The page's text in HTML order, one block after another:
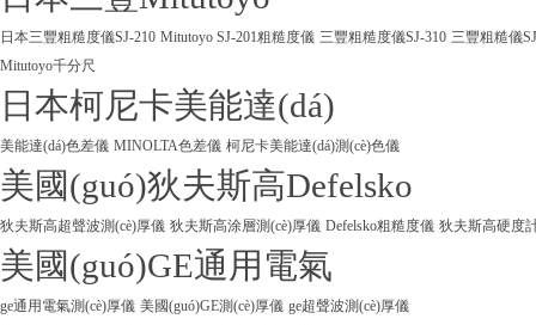
日本三豐粗糙度儀SJ-210 Mitutoyo SJ-201粗糙度儀 三豐粗糙度儀SJ-310 三豐粗糙儀
Mitutoyo千分尺
日本柯尼卡美能達(dá)
美能達(dá)色差儀 MINOLTA色差儀 柯尼卡美能達(dá)測(cè)色儀
美國(guó)狄夫斯高Defelsko
狄夫斯高超聲波測(cè)厚儀 狄夫斯高涂層測(cè)厚儀 Defelsko粗糙度儀 狄夫斯高硬度
美國(guó)GE通用電氣
ge通用電氣測(cè)厚儀 美國(guó)GE測(cè)厚儀 ge超聲波測(cè)厚儀